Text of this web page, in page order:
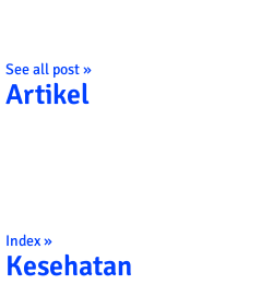
See all post »
Artikel
Index »
Kesehatan